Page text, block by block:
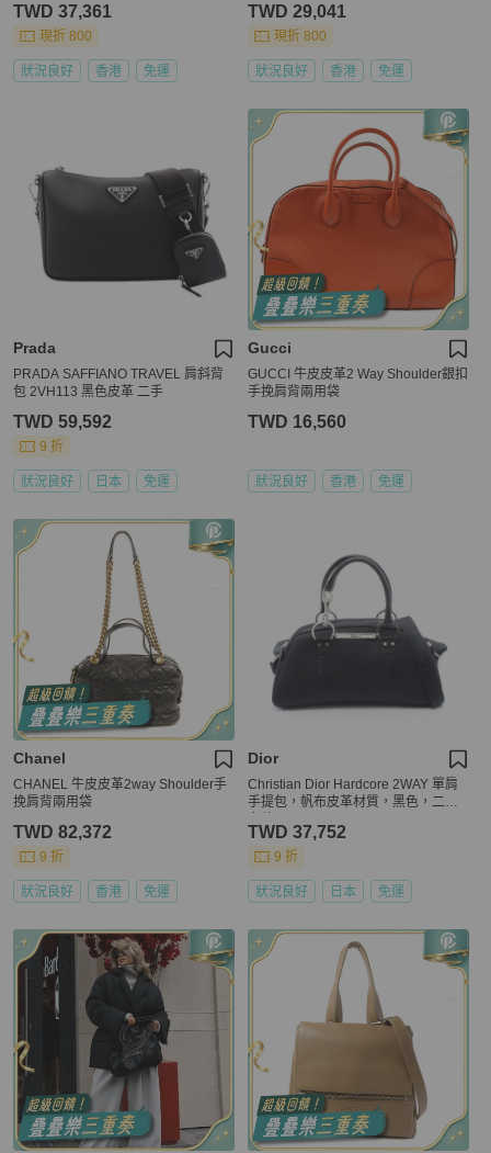
TWD 37,361
現折 800
狀況良好 香港 免運
TWD 29,041
現折 800
狀況良好 香港 免運
Prada
PRADA SAFFIANO TRAVEL 肩斜背
包 2VH113 黑色皮革 二手
TWD 59,592
9 折
狀況良好 日本 免運
Gucci
GUCCI 牛皮皮革2 Way Shoulder銀扣
手挽肩背兩用袋
TWD 16,560
狀況良好 香港 免運
Chanel
CHANEL 牛皮皮革2way Shoulder手
挽肩背兩用袋
TWD 82,372
9 折
狀況良好 香港 免運
Dior
Christian Dior Hardcore 2WAY 單肩
手提包，帆布皮革材質，黑色，二手
TWD 37,752
9 折
狀況良好 日本 免運